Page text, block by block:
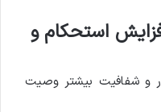
استحکام و
و شفافیت بیشتر وصیت